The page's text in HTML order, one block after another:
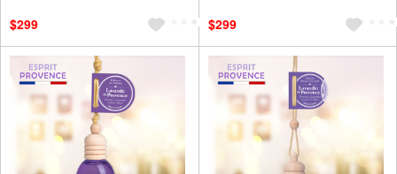
$299
$299